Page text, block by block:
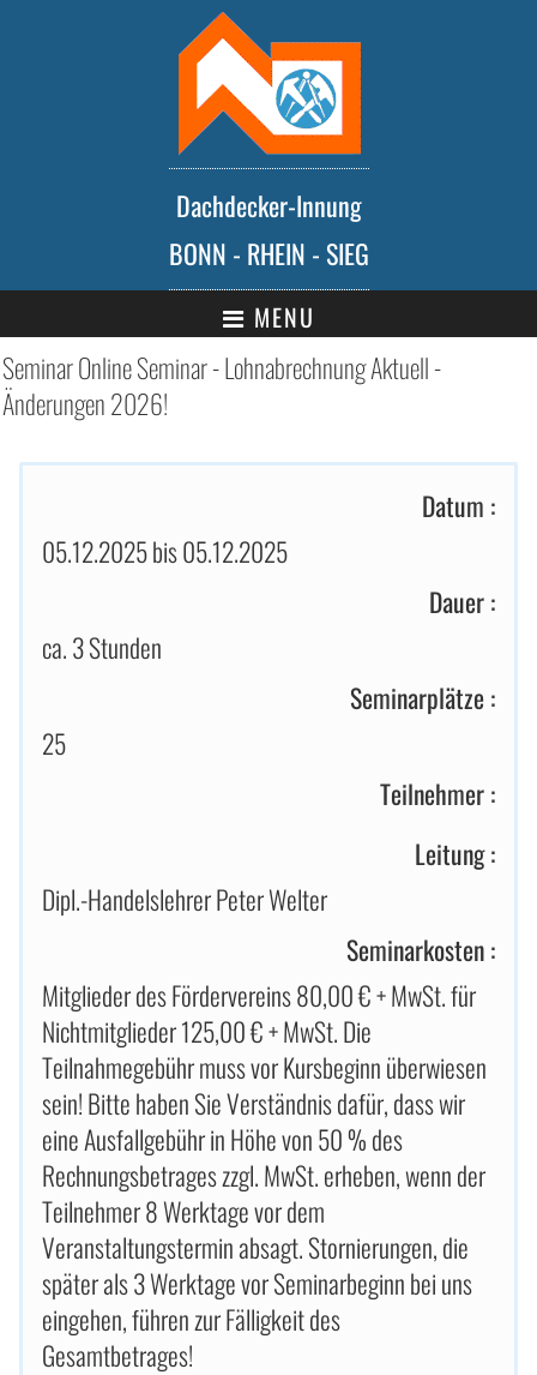
Dachdecker-Innung
BONN - RHEIN - SIEG
MENU
Seminar Online Seminar - Lohnabrechnung Aktuell -
Änderungen 2026!
Datum :
05.12.2025 bis 05.12.2025
Dauer :
ca. 3 Stunden
Seminarplätze :
25
Teilnehmer :
Leitung :
Dipl.-Handelslehrer Peter Welter
Seminarkosten :
Mitglieder des Fördervereins 80,00 € + MwSt. für
Nichtmitglieder 125,00 € + MwSt. Die
Teilnahmegebühr muss vor Kursbeginn überwiesen
sein! Bitte haben Sie Verständnis dafür, dass wir
eine Ausfallgebühr in Höhe von 50 % des
Rechnungsbetrages zzgl. MwSt. erheben, wenn der
Teilnehmer 8 Werktage vor dem
Veranstaltungstermin absagt. Stornierungen, die
später als 3 Werktage vor Seminarbeginn bei uns
eingehen, führen zur Fälligkeit des
Gesamtbetrages!